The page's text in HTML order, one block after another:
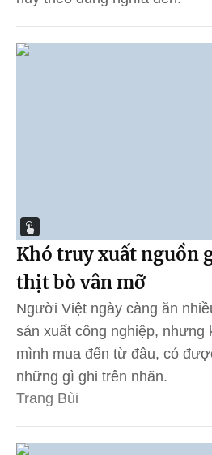
Khó truy xuất nguồn
thịt bò vân mỡ
Người Việt ngày càng ăn
sản xuất công nghiệp, nhưng
mình mua đến từ đâu, có
những gì ghi trên nhãn.
Trang Bùi